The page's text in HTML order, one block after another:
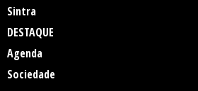
Sintra
DESTAQUE
Agenda
Sociedade